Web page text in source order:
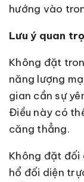
hướng vào
Lưu ý quan
Không đặt
năng lượng
gian cần sự
Điều này có
căng thẳng.
Không đặt đối
hổ đối diện